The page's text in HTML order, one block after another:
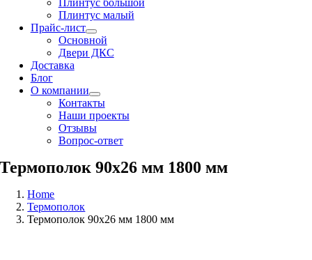
Плинтус большой
Плинтус малый
Прайс-лист
Основной
Двери ДКС
Доставка
Блог
О компании
Контакты
Наши проекты
Отзывы
Вопрос-ответ
Термополок 90х26 мм 1800 мм
Home
Термополок
Термополок 90х26 мм 1800 мм